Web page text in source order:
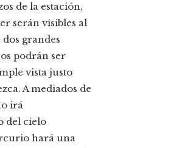
de la estación,
serán visibles al
grandes
podrán ser
vista justo
A mediados de
irá
del cielo
hará una